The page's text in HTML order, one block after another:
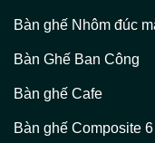
Bàn ghế Nhôm đúc
Bàn Ghế Ban Công
Bàn ghế Cafe
Bàn ghế Composite